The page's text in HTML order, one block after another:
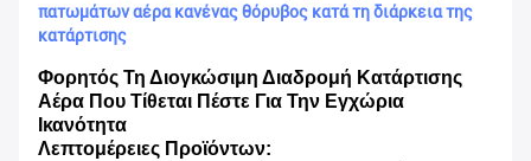
πατωμάτων αέρα κανένας θόρυβος κατά τη διάρκεια της
κατάρτισης
Φορητός Τη Διογκώσιμη Διαδρομή Κατάρτισης
Αέρα Που Τίθεται Πέστε Για Την Εγχώρια
Ικανότητα
Λεπτομέρειες Προϊόντων: